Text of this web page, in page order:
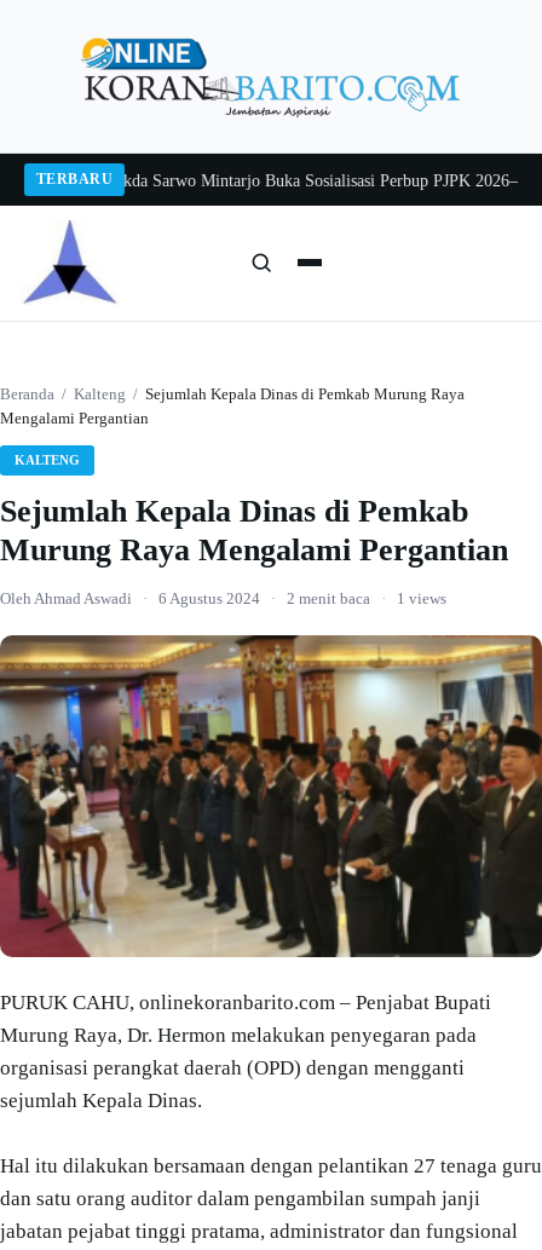
TERBARU
2026Pj Sekda Sarwo Mintarjo Buka Sosialisasi Perbup PJPK 2026–2030
Beranda / Kalteng / Sejumlah Kepala Dinas di Pemkab Murung Raya
Mengalami Pergantian
KALTENG
Sejumlah Kepala Dinas di Pemkab
Murung Raya Mengalami Pergantian
Oleh Ahmad Aswadi · 6 Agustus 2024 · 2 menit baca · 1 views
PURUK CAHU, onlinekoranbarito.com – Penjabat Bupati
Murung Raya, Dr. Hermon melakukan penyegaran pada
organisasi perangkat daerah (OPD) dengan mengganti
sejumlah Kepala Dinas.
Hal itu dilakukan bersamaan dengan pelantikan 27 tenaga guru
dan satu orang auditor dalam pengambilan sumpah janji
jabatan pejabat tinggi pratama, administrator dan fungsional